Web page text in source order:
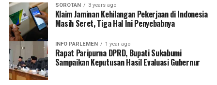
SOROTAN 3 years ago
Klaim Jaminan Kehilangan Pekerjaan di Indonesia
Masih Seret, Tiga Hal Ini Penyebabnya
INFO PARLEMEN 1 year ago
Rapat Paripurna DPRD, Bupati Sukabumi
Sampaikan Keputusan Hasil Evaluasi Gubernur